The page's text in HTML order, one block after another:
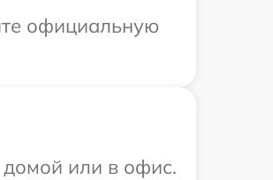
официальную
или в офис.